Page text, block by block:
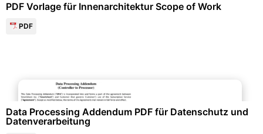
PDF Vorlage für Innenarchitektur Scope of Work
PDF
Data Processing Addendum PDF für Datenschutz und
Datenverarbeitung